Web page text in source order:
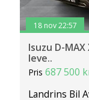
18 nov 22:57
Isuzu D-MAX
leve..
Pris687 500
Landrins Bil